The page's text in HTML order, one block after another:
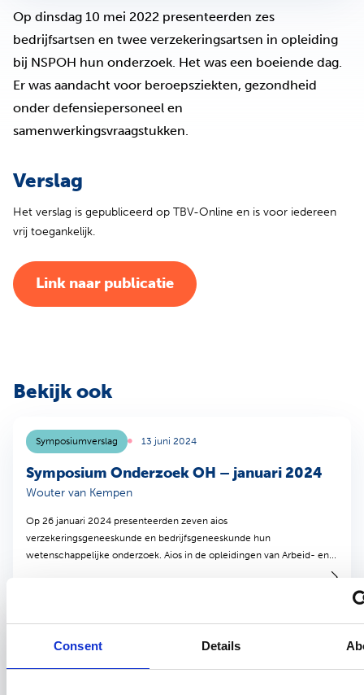
Consent Details
Op dinsdag 10 mei 2022 presenteerden zes
bedrijfsartsen en twee verzekeringsartsen in opleiding
bij NSPOH hun onderzoek. Het was een boeiende dag.
Er was aandacht voor beroepsziekten, gezondheid
onder defensiepersoneel en
samenwerkingsvraagstukken.
Verslag
Het verslag is gepubliceerd op TBV-Online en is voor iedereen
vrij toegankelijk.
Link naar publicatie(opent in nieuw tabblad)
Bekijk ook
Symposium Onderzoek OH – januari 2024
Wouter van Kempen
Symposiumverslag 13 juni 2024
Op 26 januari 2024 presenteerden zeven aios
verzekeringsgeneeskunde en bedrijfsgeneeskunde hun
wetenschappelijke onderzoek. Aios in de opleidingen van Arbeid- en...
Symposium Onderzoek OH – mei 2024